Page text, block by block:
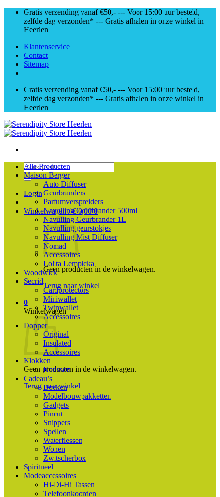
Skip
content
Gratis verzending vanaf €50,- --- Voor 15:00 uur besteld,
zelfde dag verzonden* --- Gratis afhalen in onze winkel in
Heerlen
Klantenservice
Contact
Sitemap
Gratis verzending vanaf €50,- --- Voor 15:00 uur besteld,
zelfde dag verzonden* --- Gratis afhalen in onze winkel in
Heerlen
Zoeken
naar:
Login
Winkelwagen /€0,00 0
Geen producten in de winkelwagen.
Terug naar winkel
0
Winkelwagen
Geen producten in de winkelwagen.
Terug naar winkel
Alle Producten
Maison Berger
Auto Diffuser
Geurbranders
Parfumverspreiders
Navulling Geurbrander 500ml
Navulling Geurbrander 1L
Navulling geurstokjes
Navulling Mist Diffuser
Nomad
Accessoires
Lolita Lempicka
Woodwick
Secrid
Cardprotectors
Miniwallet
Twinwallet
Accessoires
Dopper
Original
Insulated
Accessoires
Klokken
Karlsson
Cadeau’s
Boeken
Modelbouwpakketten
Gadgets
Pineut
Snippers
Spellen
Waterflessen
Wonen
Zwitscherbox
Spiritueel
Modeaccessoires
Hi-Di-Hi Tassen
Telefoonkoorden